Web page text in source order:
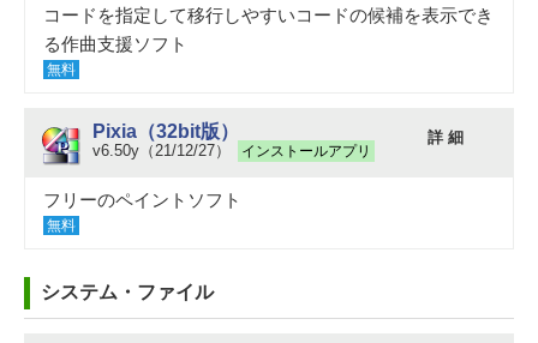
コードを指定して移行しやすいコードの候補を表示でき
る作曲支援ソフト
無料
Pixia（32bit版）
v6.50y（21/12/27） インストールアプリ
詳 細
フリーのペイントソフト
無料
システム・ファイル